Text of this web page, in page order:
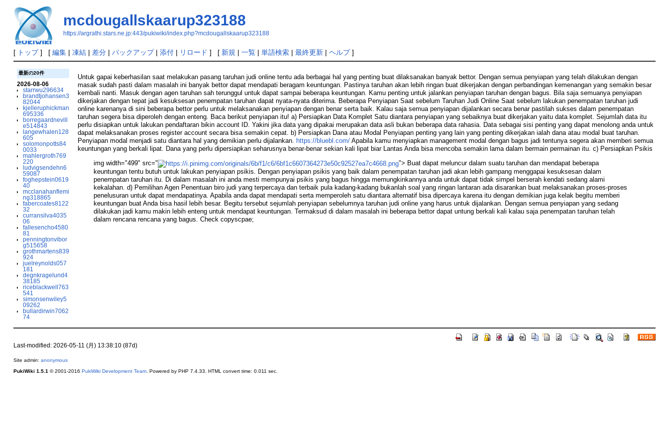
mcdougallskaarup323188
https://argrathi.stars.ne.jp:443/pukiwiki/index.php?mcdougallskaarup323188
[ トップ] [ 編集| 凍結| 差分| バックアップ| 添付| リロード ] [ 新規 | 一覧| 単語検索| 最終更新| ヘルプ]
最新の20件
2026-08-06
starrwu296634
brandtjohansen3
82044
kjelleruphickman
695336
borregaardnevill
e514843
langewhalen128
605
solomonpotts84
0033
mahlergroth769
220
ludvigsendehn6
59087
foghepstein0619
40
mcclanahanflemi
ng318865
fabercoates8122
32
curransilva4035
06
fallesencho4580
81
penningtonvibor
g515658
grothmartens839
924
juelreynolds057
181
degnkragelund4
38185
riceblackwell763
541
simonsenwiley5
09262
bullardirwin7062
74
Untuk gapai keberhasilan saat melakukan pasang taruhan judi online tentu ada berbagai hal yang penting buat dilaksanakan banyak bettor. Dengan semua penyiapan yang telah dilakukan dengan
masak sudah pasti dalam masalah ini banyak bettor dapat mendapati beragam keuntungan. Pastinya taruhan akan lebih ringan buat dikerjakan dengan perbandingan kemenangan yang semakin besar
kembali nanti. Masuk dengan agen taruhan sah terunggul untuk dapat sampai beberapa keuntungan. Kamu penting untuk jalankan penyiapan taruhan dengan bagus. Bila saja semuanya penyiapan
dikerjakan dengan tepat jadi kesuksesan penempatan taruhan dapat nyata-nyata diterima. Beberapa Penyiapan Saat sebelum Taruhan Judi Online Saat sebelum lakukan penempatan taruhan judi
online karenanya di sini beberapa bettor perlu untuk melaksanakan penyiapan dengan benar serta baik. Kalau saja semua penyiapan dijalankan secara benar pastilah sukses dalam penempatan
taruhan segera bisa diperoleh dengan enteng. Baca berikut penyiapan itu! a) Persiapkan Data Komplet Satu diantara penyiapan yang sebaiknya buat dikerjakan yaitu data komplet. Sejumlah data itu
perlu disiapkan untuk lakukan pendaftaran bikin account ID. Yakini jika data yang dipakai merupakan data asli bukan beberapa data rahasia. Data sebagai sisi penting yang dapat menolong anda untuk
dapat melaksanakan proses register account secara bisa semakin cepat. b) Persiapkan Dana atau Modal Penyiapan penting yang lain yang penting dikerjakan ialah dana atau modal buat taruhan.
Penyiapan modal menjadi satu diantara hal yang demikian perlu dijalankan. https://bluebl.com/ Apabila kamu menyiapkan management modal dengan bagus jadi tentunya segera akan memberi semua
keuntungan yang berkali lipat. Dana yang perlu dipersiapkan seharusnya benar-benar sekian kali lipat biar Lantas Anda bisa mencoba semakin lama dalam bermain permainan itu. c) Persiapkan Psikis
img width="499" src="
"> Buat dapat meluncur dalam suatu taruhan dan mendapat beberapa
keuntungan tentu butuh untuk lakukan penyiapan psikis. Dengan penyiapan psikis yang baik dalam penempatan taruhan jadi akan lebih gampang menggapai kesuksesan dalam
penempatan taruhan itu. Di dalam masalah ini anda mesti mempunyai psikis yang bagus hingga memungkinkannya anda untuk dapat tidak simpel berserah kendati sedang alami
kekalahan. d) Pemilihan Agen Penentuan biro judi yang terpercaya dan terbaik pula kadang-kadang bukanlah soal yang ringan lantaran ada disarankan buat melaksanakan proses-proses
penelusuran untuk dapat mendapatinya. Apabila anda dapat mendapati serta memperoleh satu diantara alternatif bisa dipercaya karena itu dengan demikian juga kelak begitu memberi
keuntungan buat Anda bisa hasil lebih besar. Begitu tersebut sejumlah penyiapan sebelumnya taruhan judi online yang harus untuk dijalankan. Dengan semua penyiapan yang sedang
dilakukan jadi kamu makin lebih enteng untuk mendapat keuntungan. Termaksud di dalam masalah ini beberapa bettor dapat untung berkali kali kalau saja penempatan taruhan telah
dalam rencana rencana yang bagus. Check copyscpae;
Last-modified: 2026-05-11 (月) 13:38:10 (87d)
Site admin: anonymous
PukiWiki 1.5.1 © 2001-2016 PukiWiki Development Team. Powered by PHP 7.4.33. HTML convert time: 0.011 sec.